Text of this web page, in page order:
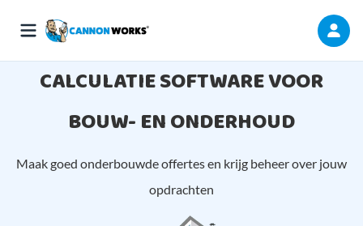
CALCULATIE SOFTWARE VOOR
BOUW- EN ONDERHOUD
Maak goed onderbouwde offertes en krijg beheer over jouw
opdrachten